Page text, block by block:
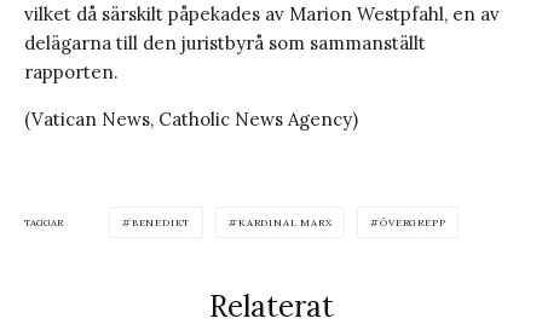
vilket då särskilt påpekades av Marion Westpfahl, en av
delägarna till den juristbyrå som sammanställt
rapporten.
(Vatican News, Catholic News Agency)
TAGGAR BENEDIKT KARDINAL MARX ÖVERGREPP
Relaterat